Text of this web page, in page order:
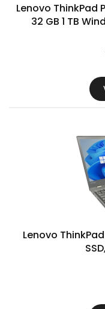
Lenovo ThinkPad
32 GB 1 TB
Lenovo